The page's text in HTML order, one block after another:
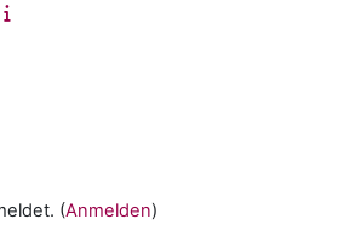
(Anmelden)